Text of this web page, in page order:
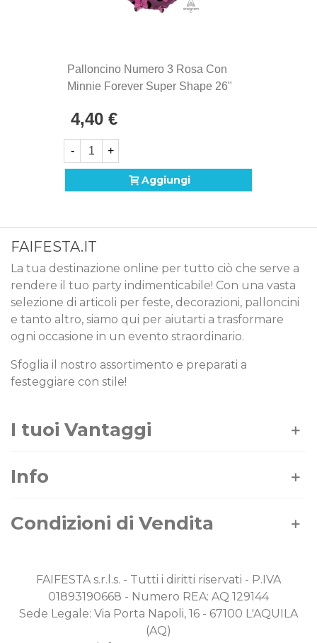
Palloncino Numero 3 Rosa Con
Minnie Forever Super Shape 26"
4,40 €
- +
Aggiungi
FAIFESTA.IT
La tua destinazione online per tutto ciò che serve a
rendere il tuo party indimenticabile! Con una vasta
selezione di articoli per feste, decorazioni, palloncini
e tanto altro, siamo qui per aiutarti a trasformare
ogni occasione in un evento straordinario.
Sfoglia il nostro assortimento e preparati a
festeggiare con stile!
I tuoi Vantaggi
Info
Condizioni di Vendita
FAIFESTA s.r.l.s. - Tutti i diritti riservati - P.IVA
01893190668 - Numero REA: AQ 129144
Sede Legale: Via Porta Napoli, 16 - 67100 L'AQUILA
(AQ)